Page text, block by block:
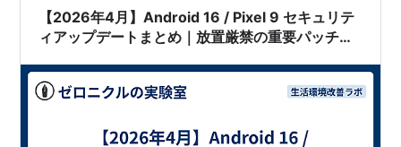
【2026年4月】Android 16 / Pixel 9 セキュリテ
ィアップデートまとめ｜放置厳禁の重要パッチが